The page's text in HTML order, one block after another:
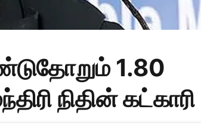
1.80
நிதின் கட்காரி